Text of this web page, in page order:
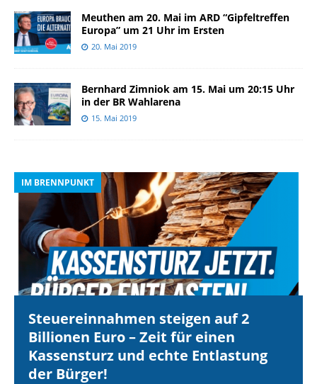
Meuthen am 20. Mai im ARD “Gipfeltreffen
Europa” um 21 Uhr im Ersten
20. Mai 2019
Bernhard Zimniok am 15. Mai um 20:15 Uhr
in der BR Wahlarena
15. Mai 2019
IM BRENNPUNKT
Steuereinnahmen steigen auf 2
Billionen Euro – Zeit für einen
Kassensturz und echte Entlastung
der Bürger!